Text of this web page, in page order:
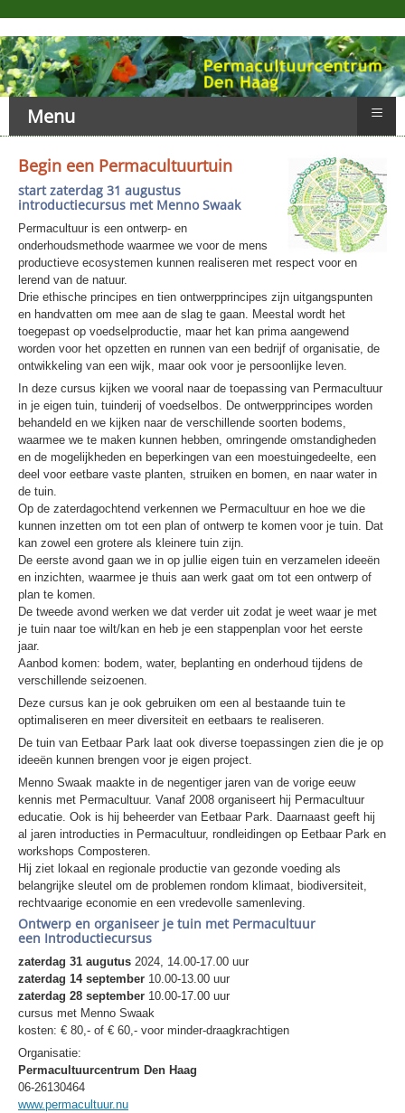
Menu ≡
Begin een Permacultuurtuin
start zaterdag 31 augustus
introductiecursus met Menno Swaak
Permacultuur is een ontwerp- en
onderhoudsmethode waarmee we voor de mens
productieve ecosystemen kunnen realiseren met respect voor en
lerend van de natuur.
Drie ethische principes en tien ontwerpprincipes zijn uitgangspunten
en handvatten om mee aan de slag te gaan. Meestal wordt het
toegepast op voedselproductie, maar het kan prima aangewend
worden voor het opzetten en runnen van een bedrijf of organisatie, de
ontwikkeling van een wijk, maar ook voor je persoonlijke leven.
In deze cursus kijken we vooral naar de toepassing van Permacultuur
in je eigen tuin, tuinderij of voedselbos. De ontwerpprincipes worden
behandeld en we kijken naar de verschillende soorten bodems,
waarmee we te maken kunnen hebben, omringende omstandigheden
en de mogelijkheden en beperkingen van een moestuingedeelte, een
deel voor eetbare vaste planten, struiken en bomen, en naar water in
de tuin.
Op de zaterdagochtend verkennen we Permacultuur en hoe we die
kunnen inzetten om tot een plan of ontwerp te komen voor je tuin. Dat
kan zowel een grotere als kleinere tuin zijn.
De eerste avond gaan we in op jullie eigen tuin en verzamelen ideeën
en inzichten, waarmee je thuis aan werk gaat om tot een ontwerp of
plan te komen.
De tweede avond werken we dat verder uit zodat je weet waar je met
je tuin naar toe wilt/kan en heb je een stappenplan voor het eerste
jaar.
Aanbod komen: bodem, water, beplanting en onderhoud tijdens de
verschillende seizoenen.
Deze cursus kan je ook gebruiken om een al bestaande tuin te
optimaliseren en meer diversiteit en eetbaars te realiseren.
De tuin van Eetbaar Park laat ook diverse toepassingen zien die je op
ideeën kunnen brengen voor je eigen project.
Menno Swaak maakte in de negentiger jaren van de vorige eeuw
kennis met Permacultuur. Vanaf 2008 organiseert hij Permacultuur
educatie. Ook is hij beheerder van Eetbaar Park. Daarnaast geeft hij
al jaren introducties in Permacultuur, rondleidingen op Eetbaar Park en
workshops Composteren.
Hij ziet lokaal en regionale productie van gezonde voeding als
belangrijke sleutel om de problemen rondom klimaat, biodiversiteit,
rechtvaarige economie en een vredevolle samenleving.
Ontwerp en organiseer je tuin met Permacultuur
een Introductiecursus
zaterdag 31 augutus 2024, 14.00-17.00 uur
zaterdag 14 september 10.00-13.00 uur
zaterdag 28 september 10.00-17.00 uur
cursus met Menno Swaak
kosten: € 80,- of € 60,- voor minder-draagkrachtigen
Organisatie:
Permacultuurcentrum Den Haag
06-26130464
www.permacultuur.nu